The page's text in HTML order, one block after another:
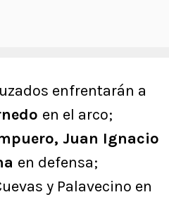
enfrentarán a
en el arco;
Juan Ignacio
en defensa;
y Palavecino en